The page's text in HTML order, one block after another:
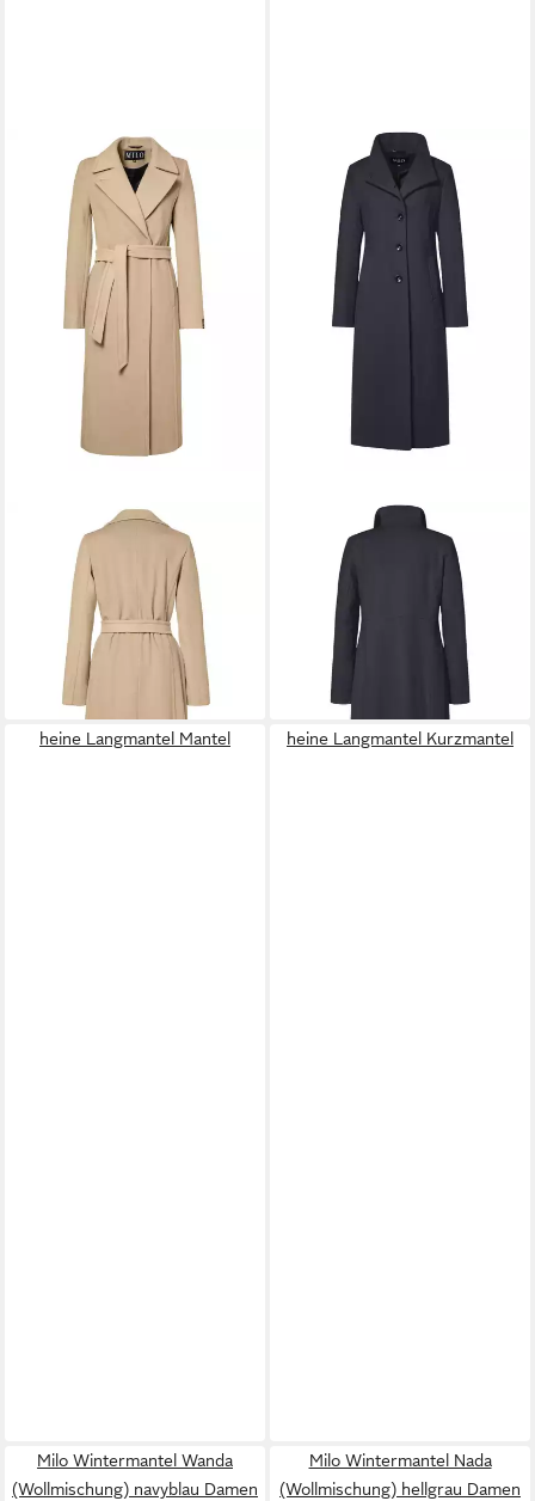
Wintermantel Wanda
(Wollmischung) beige Damen
219,89 €
UVP 289,99 €
lieferbar - in 3-4 Werktagen bei dir
Wintermantel Nada
(Wollmischung) navyblau
Damen
197,89 €
UVP 289,99 €
lieferbar - in 3-4 Werktagen bei dir
heine Langmantel Mantel heine Langmantel Kurzmantel
Milo Wintermantel Wanda
(Wollmischung) navyblau Damen
Milo Wintermantel Nada
(Wollmischung) hellgrau Damen